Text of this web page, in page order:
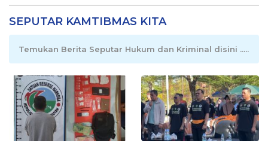
SEPUTAR KAMTIBMAS KITA
Temukan Berita Seputar Hukum dan Kriminal disini .....